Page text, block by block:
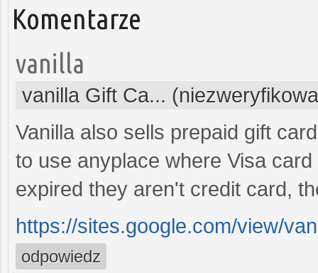
Komentarze
vanilla
vanilla Gift Ca...
Vanilla also sells prepaid gift
to use anyplace where Visa
expired they aren't credit card,
https://sites.google.com/view/
odpowiedz